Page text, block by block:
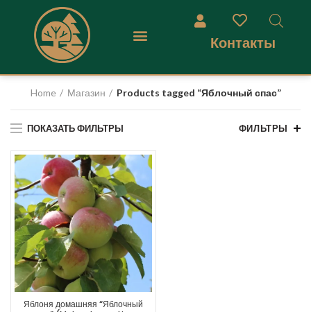
Контакты
Home Магазин Products tagged “Яблочный спас”
ПОКАЗАТЬ ФИЛЬТРЫ ФИЛЬТРЫ
Яблоня домашняя “Яблочный